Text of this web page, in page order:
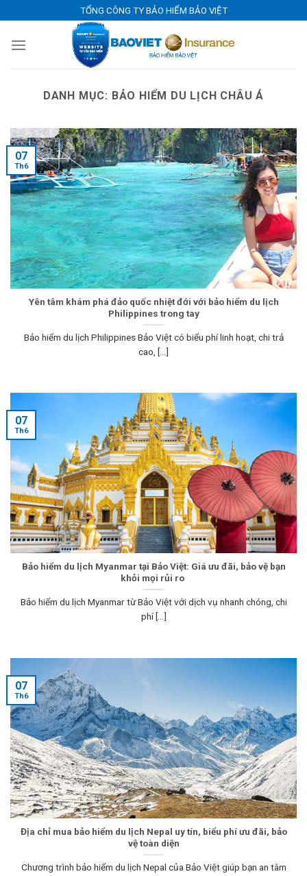
to
content
TỔNG CÔNG TY BẢO HIỂM BẢO VIỆT
DANH MỤC: BẢO HIỂM DU LỊCH CHÂU Á
Yên tâm khám phá đảo quốc nhiệt đới với bảo hiểm du lịch
Philippines trong tay
Bảo hiểm du lịch Philippines Bảo Việt có biểu phí linh hoạt, chi trả
cao, [...]
07
Th6
Bảo hiểm du lịch Myanmar tại Bảo Việt: Giá ưu đãi, bảo vệ bạn
khỏi mọi rủi ro
Bảo hiểm du lịch Myanmar từ Bảo Việt với dịch vụ nhanh chóng, chi
phí [...]
07
Th6
Địa chỉ mua bảo hiểm du lịch Nepal uy tín, biểu phí ưu đãi, bảo
vệ toàn diện
Chương trình bảo hiểm du lịch Nepal của Bảo Việt giúp bạn an tâm
07
Th6